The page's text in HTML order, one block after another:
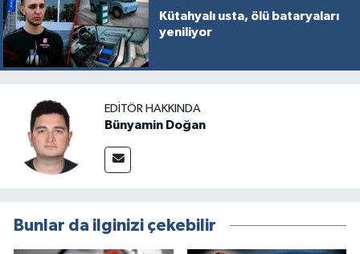
Kütahyalı usta, ölü bataryaları
yeniliyor
EDITÖR HAKKINDA
Bünyamin Doğan
Bunlar da ilginizi çekebilir